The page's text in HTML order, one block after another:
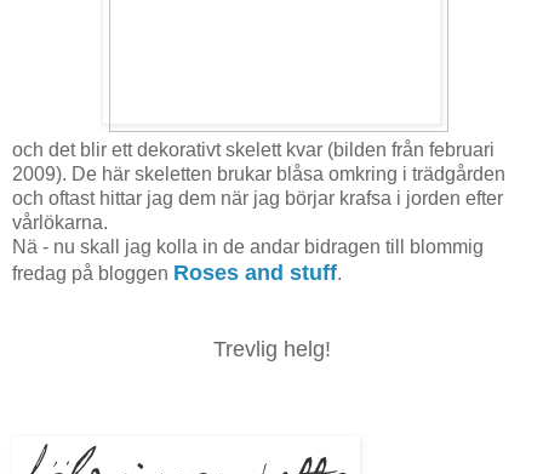
och det blir ett dekorativt skelett kvar (bilden från februari
2009). De här skeletten brukar blåsa omkring i trädgården
och oftast hittar jag dem när jag börjar krafsa i jorden efter
vårlökarna.
Nä - nu skall jag kolla in de andar bidragen till blommig
fredag på bloggen Roses and stuff.
Trevlig helg!